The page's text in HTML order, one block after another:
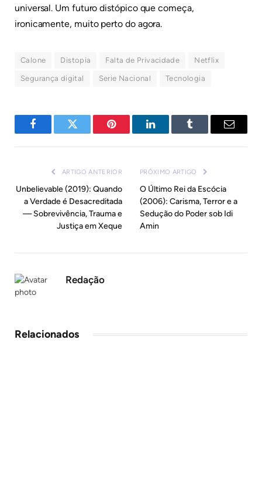
universal. Um futuro distópico que começa,
ironicamente, muito perto do agora.
Calone Distopia Falta de Privacidade Netflix
Segurança digital Serie Nacional Tecnologia
FacebookTwitter Pinterest LinkedInTumblr
E-
ARTIGO ANTERIOR
Unbelievable (2019): Quando
a Verdade é Desacreditada
— Sobrevivência, Trauma e
Justiça em Xeque
PRÓXIMO ARTIGO
O Último Rei da Escócia
(2006): Carisma, Terror e a
Sedução do Poder sob Idi
Amin
Redação
Relacionados